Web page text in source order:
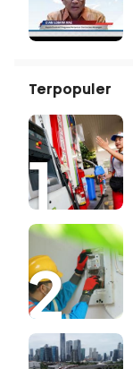
Terpopuler